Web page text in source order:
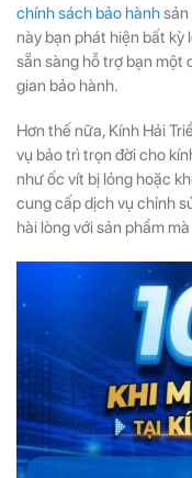
chính sách bảo hànhsản
này bạn phát hiện bất kỳ
sẵn sàng hỗ trợ bạn một
gian bảo hành.
Hơn thế nữa, Kính Hải
vụ bảo trì trọn đời cho
như ốc vít bị lỏng hoặc
cung cấp dịch vụ chỉnh
hài lòng với sản phẩm